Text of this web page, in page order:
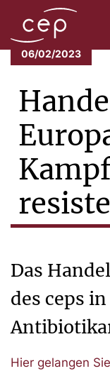
06/02/2023
Das
des ceps
Hier gelangen